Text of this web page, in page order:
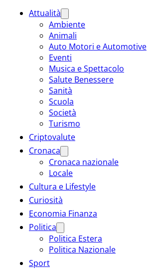
Attualità
Ambiente
Animali
Auto Motori e Automotive
Eventi
Musica e Spettacolo
Salute Benessere
Sanità
Scuola
Società
Turismo
Criptovalute
Cronaca
Cronaca nazionale
Locale
Cultura e Lifestyle
Curiosità
Economia Finanza
Politica
Politica Estera
Politica Nazionale
Sport